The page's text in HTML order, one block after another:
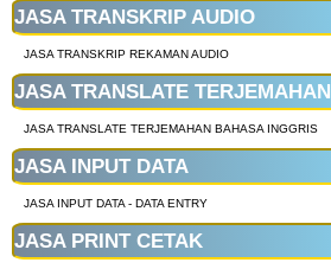
JASA TRANSKRIP AUDIO
JASA TRANSKRIP REKAMAN AUDIO
JASA TRANSLATE TERJEMAHAN
JASA TRANSLATE TERJEMAHAN BAHASA INGGRIS
JASA INPUT DATA
JASA INPUT DATA - DATA ENTRY
JASA PRINT CETAK